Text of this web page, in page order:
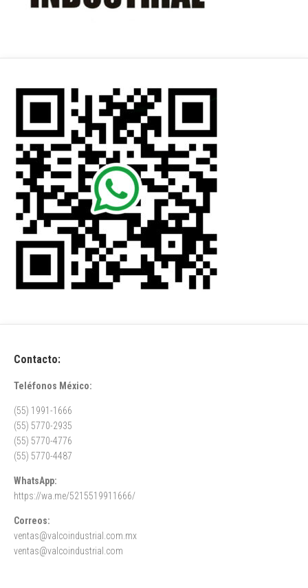
Contacto:
Teléfonos México:
(55) 1991-1666
(55) 5770-2935
(55) 5770-4776
(55) 5770-4487
WhatsApp:
https://wa.me/5215519911666/
Correos:
ventas@valcoindustrial.com.mx
ventas@valcoindustrial.com